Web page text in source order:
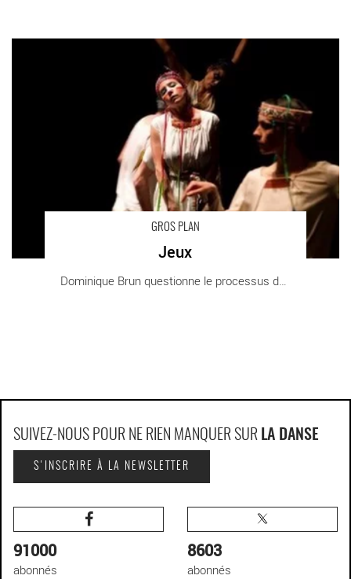
GROS PLAN
Jeux
Dominique Brun questionne le processus de [...]
SUIVEZ-NOUS POUR NE RIEN MANQUER SUR LA DANSE
S'INSCRIRE À LA NEWSLETTER
91000
abonnés
8603
abonnés